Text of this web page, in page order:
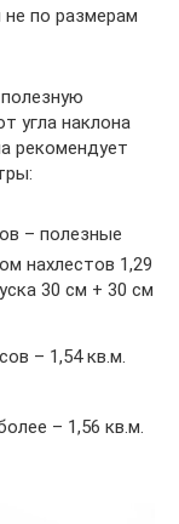
по размерам
угла наклона
рекомендует
– полезные
нахлестов 1,29
30 см + 30 см
– 1,54 кв.м.
– 1,56 кв.м.